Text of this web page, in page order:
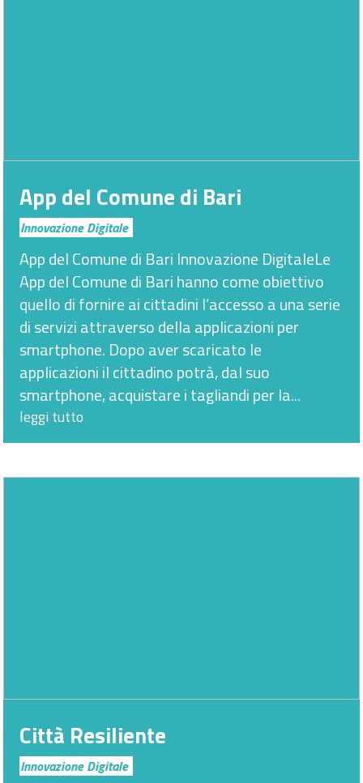
App del Comune di Bari
Innovazione Digitale
App del Comune di Bari Innovazione DigitaleLe
App del Comune di Bari hanno come obiettivo
quello di fornire ai cittadini l’accesso a una serie
di servizi attraverso della applicazioni per
smartphone. Dopo aver scaricato le
applicazioni il cittadino potrà, dal suo
smartphone, acquistare i tagliandi per la...
leggi tutto
Città Resiliente
Innovazione Digitale